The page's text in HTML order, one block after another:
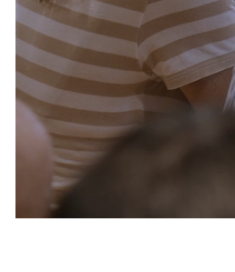
Servizi e accessibilità
Contatti
FAQ